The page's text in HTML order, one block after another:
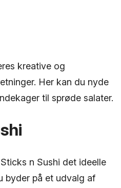
kreative og
Her kan du nyde
til sprøde salater.
n Sushi det ideelle
byder på et udvalg af